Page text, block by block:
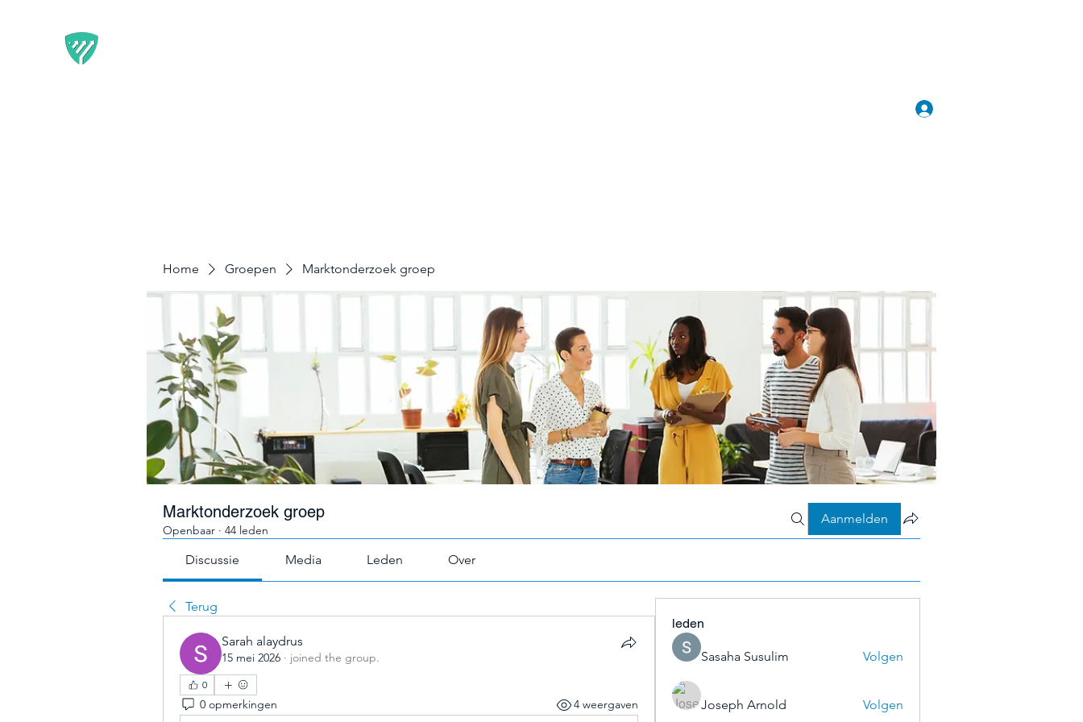
Home Groepen Marktonderzoek groep
Marktonderzoek groep
Openbaar · 44 leden
Aanmelden
Discussie Media Leden Over
Terug
Sarah alaydrus
15 mei 2026 · joined the group.
0
0 opmerkingen 4 weergaven
leden
Sasaha Susulim Volgen
Joseph Arnold Volgen